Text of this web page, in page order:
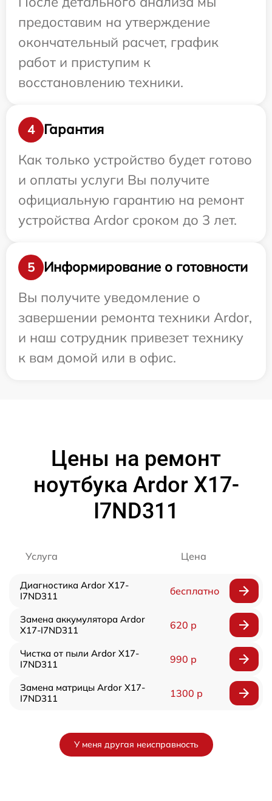
предоставим на утверждение
окончательный расчет, график
работ и приступим к
восстановлению техники.
4
Гарантия
Как только устройство будет готово
и оплаты услуги Вы получите
официальную гарантию на ремонт
устройства Ardor сроком до 3 лет.
5
Информирование о готовности
Вы получите уведомление о
завершении ремонта техники Ardor,
и наш сотрудник привезет технику
к вам домой или в офис.
Цены на ремонт
ноутбука Ardor X17-
I7ND311
Услуга Цена
Диагностика Ardor X17-
I7ND311
бесплатно
Замена аккумулятора Ardor
X17-I7ND311
620 р
Чистка от пыли Ardor X17-
I7ND311
990 р
Замена матрицы Ardor X17-
I7ND311
1300 р
У меня другая неисправность